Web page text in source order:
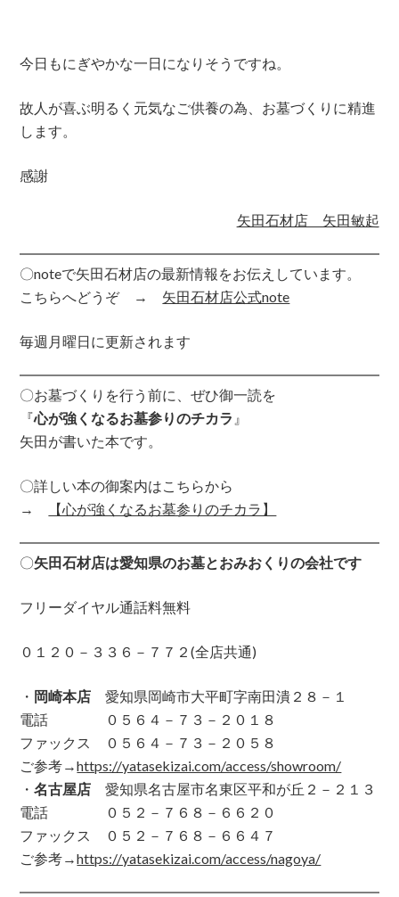
今日もにぎやかな一日になりそうですね。
故人が喜ぶ明るく元気なご供養の為、お墓づくりに精進
します。
感謝
矢田石材店 矢田敏起
〇noteで矢田石材店の最新情報をお伝えしています。
こちらへどうぞ → 矢田石材店公式note
毎週月曜日に更新されます
〇お墓づくりを行う前に、ぜひ御一読を
『心が強くなるお墓参りのチカラ 』
矢田が書いた本です。
〇詳しい本の御案内はこちらから
→
【心が強くなるお墓参りのチカラ】
〇矢田石材店は愛知県のお墓とおみおくりの会社です
フリーダイヤル通話料無料
０１２０－３３６－７７２(全店共通)
・ 岡崎本店 愛知県岡崎市大平町字南田潰２８－１
電話 ０５６４－７３－２０１８
ファックス ０５６４－７３－２０５８
ご参考→https://yatasekizai.com/access/showroom/
・名古屋店 愛知県名古屋市名東区平和が丘２－２１３
電話 ０５２－７６８－６６２０
ファックス ０５２－７６８－６６４７
ご参考→https://yatasekizai.com/access/nagoya/